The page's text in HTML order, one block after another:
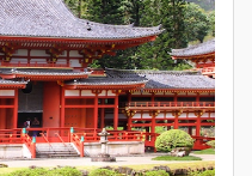
em Kauai no
HawaiiPasseio de
costa da ilha de